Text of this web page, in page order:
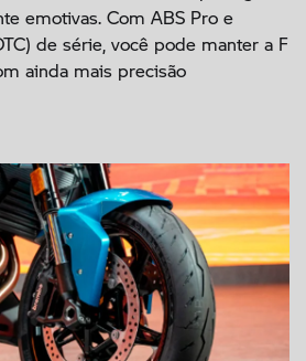
emotivas. Com ABS Pro e
de série, você pode manter a F
ainda mais precisão